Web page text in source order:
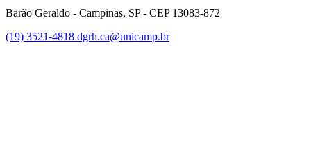
Barão Geraldo - Campinas, SP - CEP 13083-872
(19) 3521-4818 dgrh.ca@unicamp.br